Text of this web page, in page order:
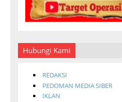
Hubungi Kami
REDAKSI
PEDOMAN MEDIA SIBER
IKLAN